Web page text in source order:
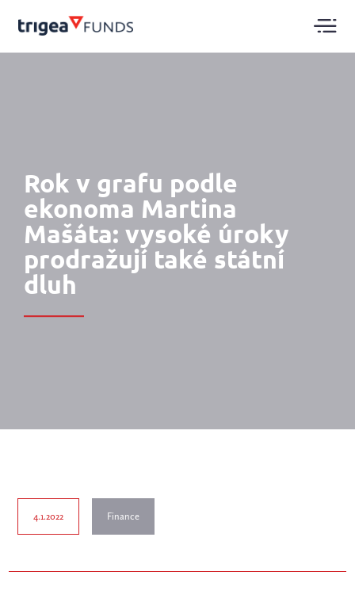
Rok v grafu podle
ekonoma Martina
Mašáta: vysoké úroky
prodražují také státní
dluh
4.1.2022 Finance